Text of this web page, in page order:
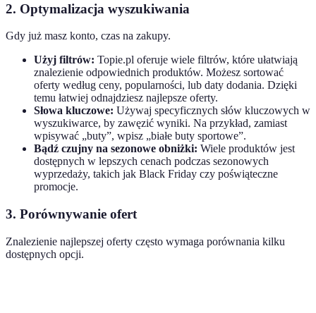
2. Optymalizacja wyszukiwania
Gdy już masz konto, czas na zakupy.
Użyj filtrów: Topie.pl oferuje wiele filtrów, które ułatwiają
znalezienie odpowiednich produktów. Możesz sortować
oferty według ceny, popularności, lub daty dodania. Dzięki
temu łatwiej odnajdziesz najlepsze oferty.
Słowa kluczowe: Używaj specyficznych słów kluczowych w
wyszukiwarce, by zawęzić wyniki. Na przykład, zamiast
wpisywać „buty”, wpisz „białe buty sportowe”.
Bądź czujny na sezonowe obniżki: Wiele produktów jest
dostępnych w lepszych cenach podczas sezonowych
wyprzedaży, takich jak Black Friday czy poświąteczne
promocje.
3. Porównywanie ofert
Znalezienie najlepszej oferty często wymaga porównania kilku
dostępnych opcji.